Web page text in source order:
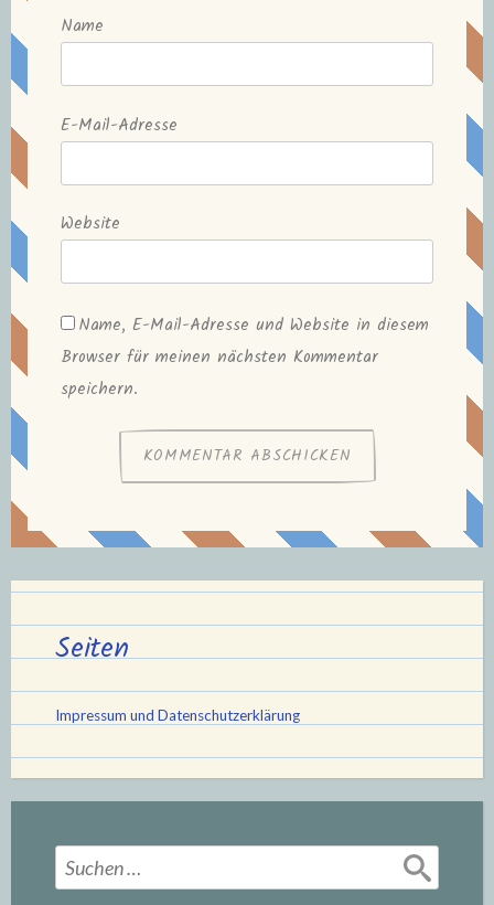
Name
E-Mail-Adresse
Website
Name, E-Mail-Adresse und Website in diesem
Browser für meinen nächsten Kommentar
speichern.
Seiten
Impressum und Datenschutzerklärung
Suchen
nach: